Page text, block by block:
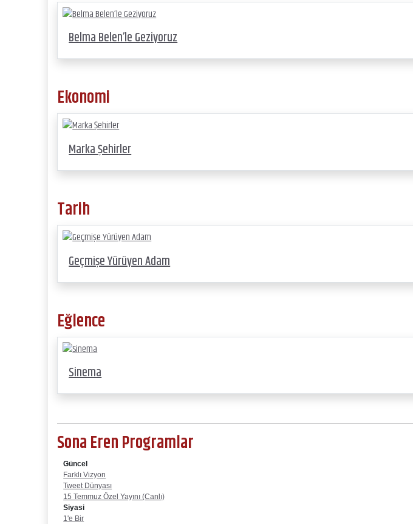
Belma Belen’le Geziyoruz
Ekonomi
Marka Şehirler
Tarih
Geçmişe Yürüyen Adam
Eğlence
Sinema
Sona Eren Programlar
Güncel
Farklı Vizyon
Tweet Dünyası
15 Temmuz Özel Yayını (Canlı)
Siyasi
1'e Bir